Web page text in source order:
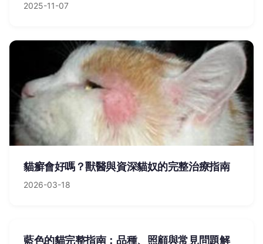
2025-11-07
貓癬會好嗎？獸醫與資深貓奴的完整治療指南
2026-03-18
藍色的貓完整指南：品種、照顧與常見問題解